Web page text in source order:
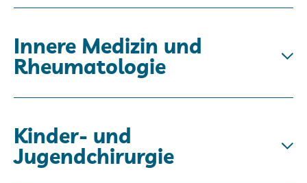
Innere Medizin und
Rheumatologie
Kinder- und
Jugendchirurgie